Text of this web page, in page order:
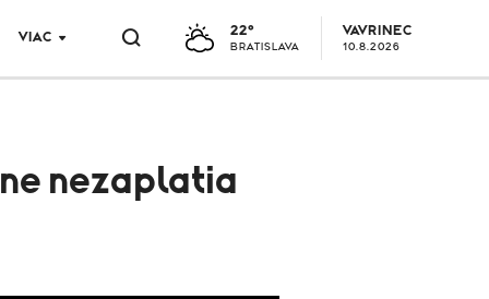
VIAC 22°
BRATISLAVA
VAVRINEC
10.8.2026
nezaplatia